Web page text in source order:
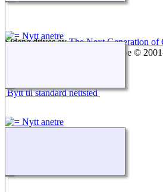
Sidene drives avThe Next Generation of
15.0.1, skrevet av Darrin Lythgoe ©
Bytt til standard nettsted